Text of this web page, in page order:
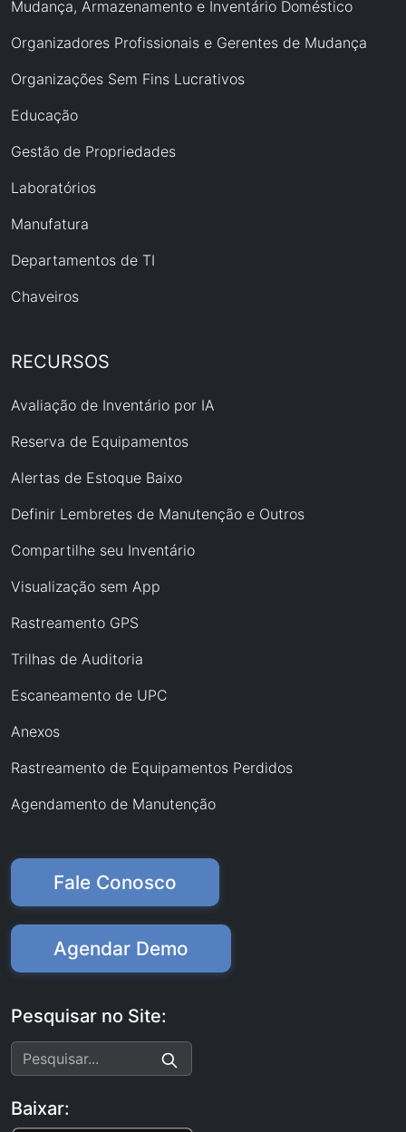
Mudança, Armazenamento e Inventário Doméstico
Organizadores Profissionais e Gerentes de Mudança
Organizações Sem Fins Lucrativos
Educação
Gestão de Propriedades
Laboratórios
Manufatura
Departamentos de TI
Chaveiros
RECURSOS
Avaliação de Inventário por IA
Reserva de Equipamentos
Alertas de Estoque Baixo
Definir Lembretes de Manutenção e Outros
Compartilhe seu Inventário
Visualização sem App
Rastreamento GPS
Trilhas de Auditoria
Escaneamento de UPC
Anexos
Rastreamento de Equipamentos Perdidos
Agendamento de Manutenção
Fale Conosco
Agendar Demo
Pesquisar no Site:
Baixar: